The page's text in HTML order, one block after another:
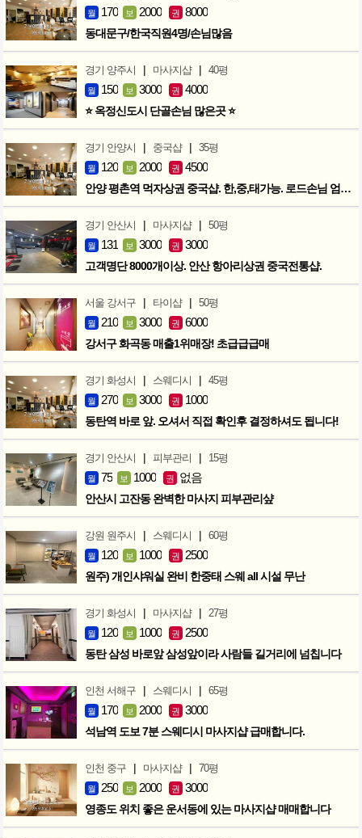
월 170 보 2000 권 8000
동대문구/한국직원4명/손님많음
경기 양주시 | 마사지샵 | 40평
월 150 보 3000 권 4000
⭐ 옥정신도시 단골손님 많은곳 ⭐
경기 안양시 | 중국샵 | 35평
월 120 보 2000 권 4500
안양 평촌역 먹자상권 중국샵. 한,중,태가능. 로드손님 엄청많아요!
경기 안산시 | 마사지샵 | 50평
월 131 보 3000 권 3000
고객명단 8000개이상. 안산 항아리상권 중국전통샵.
서울 강서구 | 타이샵 | 50평
월 210 보 3000 권 6000
강서구 화곡동 매출1위매장! 초급급급매
경기 화성시 | 스웨디시 | 45평
월 270 보 3000 권 1000
동탄역 바로 앞. 오셔서 직접 확인후 결정하셔도 됩니다!
경기 안산시 | 피부관리 | 15평
월 75 보 1000 권 없음
안산시 고잔동 완벽한 마사지 피부관리샾
강원 원주시 | 스웨디시 | 60평
월 120 보 1000 권 2500
원주) 개인샤워실 완비 한중태 스웨 all 시설 무난
경기 화성시 | 마사지샵 | 27평
월 120 보 1000 권 2500
동탄 삼성 바로앞 삼성앞이라 사람들 길거리에 넘칩니다
인천 서해구 | 스웨디시 | 65평
월 170 보 2000 권 3000
석남역 도보 7분 스웨디시 마사지샵 급매합니다.
인천 중구 | 마사지샵 | 70평
월 250 보 2000 권 3000
영종도 위치 좋은 운서동에 있는 마사지샵 매매합니다